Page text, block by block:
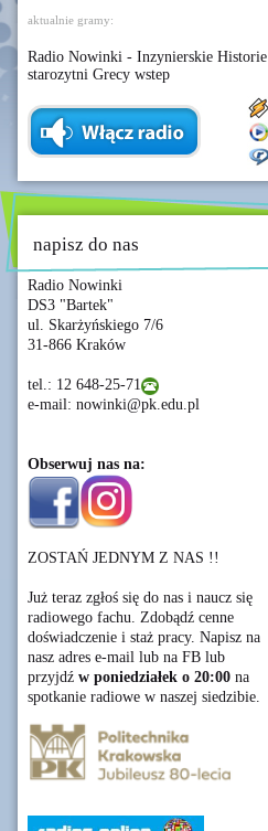
aktualnie gramy:
Radio Nowinki - Inzynierskie Historie
starozytni Grecy wstep
napisz do nas
Radio Nowinki
DS3 "Bartek"
ul. Skarżyńskiego 7/6
31-866 Kraków
tel.: 12 648-25-71
e-mail: nowinki@pk.edu.pl
Obserwuj nas na:
ZOSTAŃ JEDNYM Z NAS !!
Już teraz zgłoś się do nas i naucz się
radiowego fachu. Zdobądź cenne
doświadczenie i staż pracy. Napisz na
nasz adres e-mail lub na FB lub
przyjdź w poniedziałek o 20:00 na
spotkanie radiowe w naszej siedzibie.